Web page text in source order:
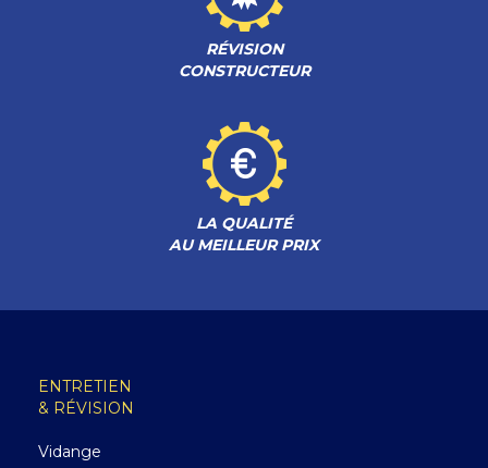
RÉVISION
CONSTRUCTEUR
LA QUALITÉ
AU MEILLEUR PRIX
ENTRETIEN
& RÉVISION
Vidange